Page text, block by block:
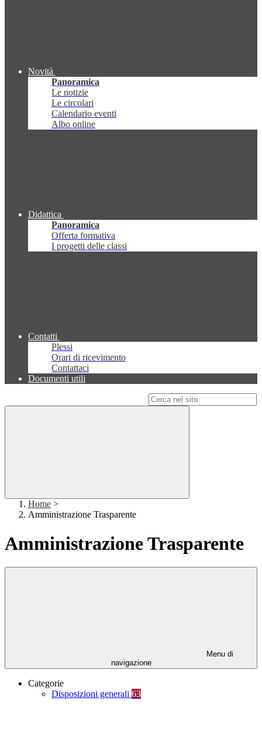
Novità
Panoramica
Le notizie
Le circolari
Calendario eventi
Albo online
Didattica
Panoramica
Offerta formativa
I progetti delle classi
Contatti
Plessi
Orari di ricevimento
Contattaci
Documenti utili
Home >
Amministrazione Trasparente
Amministrazione Trasparente
Menu di
navigazione
Categorie
Disposizioni generali 63